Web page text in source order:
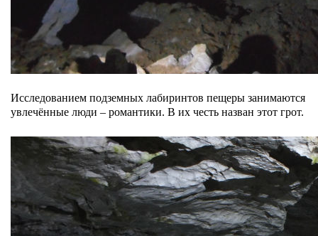
Исследованием подземных лабиринтов пещеры занимаются
увлечённые люди – романтики. В их честь назван этот грот.